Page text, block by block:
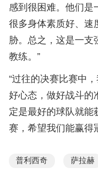
感到很困难。他们是
很多身体素质好、速
胁。总之，这是一支
教练。”
“过往的决赛比赛中
好心态，做好战斗的
定是最好的球队就能
赛，希望我们能赢得
普利西奇 萨拉赫